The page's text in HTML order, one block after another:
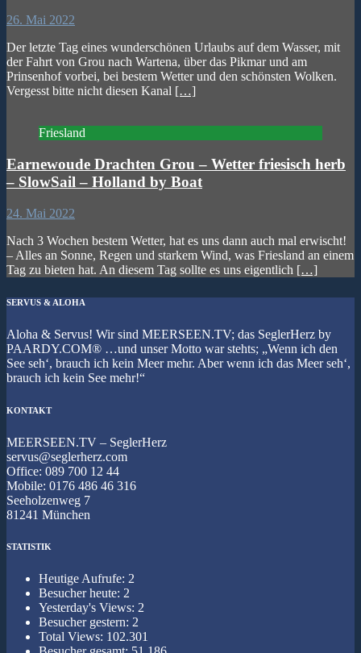
26. Mai 2022
Der letzte Tag eines wunderschönen Urlaubs auf dem Wasser, mit
der Fahrt von Grou nach Wartena, über das Pikmar und am
Prinsenhof vorbei, bei bestem Wetter und den schönsten Wolken.
Vergesst bitte nicht diesen Kanal […]
Friesland
Earnewoude Drachten Grou – Wetter friesisch herb
– SlowSail – Holland by Boat
24. Mai 2022
Nach 3 Wochen bestem Wetter, hat es uns dann auch mal erwischt!
– Alles an Sonne, Regen und starkem Wind, was Friesland an einem
Tag zu bieten hat. An diesem Tag sollte es uns eigentlich […]
SERVUS & ALOHA
Aloha & Servus! Wir sind MEERSEEN.TV; das SeglerHerz by
PAARDY.COM® …und unser Motto war stehts; „Wenn ich den
See seh‘, brauch ich kein Meer mehr. Aber wenn ich das Meer seh‘,
brauch ich kein See mehr!“
KONTAKT
MEERSEEN.TV – SeglerHerz
servus@seglerherz.com
Office: 089 700 12 44
Mobile: 0176 486 46 316
Seeholzenweg 7
81241 München
STATISTIK
Heutige Aufrufe: 2
Besucher heute: 2
Yesterday's Views: 2
Besucher gestern: 2
Total Views: 102.301